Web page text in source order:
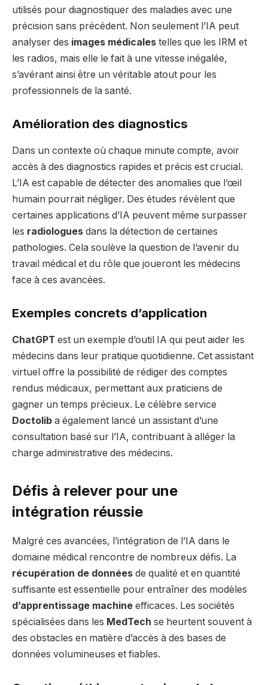
utilisés pour diagnostiquer des maladies avec une
précision sans précédent. Non seulement l’IA peut
analyser des images médicales telles que les IRM et
les radios, mais elle le fait à une vitesse inégalée,
s’avérant ainsi être un véritable atout pour les
professionnels de la santé.
Amélioration des diagnostics
Dans un contexte où chaque minute compte, avoir
accès à des diagnostics rapides et précis est crucial.
L’IA est capable de détecter des anomalies que l’œil
humain pourrait négliger. Des études révèlent que
certaines applications d’IA peuvent même surpasser
les radiologues dans la détection de certaines
pathologies. Cela soulève la question de l’avenir du
travail médical et du rôle que joueront les médecins
face à ces avancées.
Exemples concrets d’application
ChatGPT est un exemple d’outil IA qui peut aider les
médecins dans leur pratique quotidienne. Cet assistant
virtuel offre la possibilité de rédiger des comptes
rendus médicaux, permettant aux praticiens de
gagner un temps précieux. Le célèbre service
Doctolib a également lancé un assistant d’une
consultation basé sur l’IA, contribuant à alléger la
charge administrative des médecins.
Défis à relever pour une
intégration réussie
Malgré ces avancées, l’intégration de l’IA dans le
domaine médical rencontre de nombreux défis. La
récupération de données de qualité et en quantité
suffisante est essentielle pour entraîner des modèles
d’apprentissage machine efficaces. Les sociétés
spécialisées dans les MedTech se heurtent souvent à
des obstacles en matière d’accès à des bases de
données volumineuses et fiables.